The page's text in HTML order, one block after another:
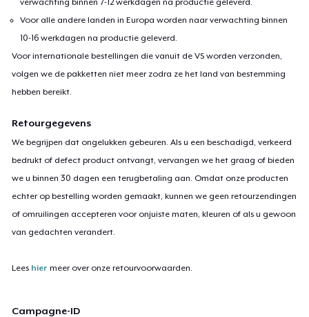
verwachting binnen 7-12 werkdagen na productie geleverd.
Voor alle andere landen in Europa worden naar verwachting binnen
10-16 werkdagen na productie geleverd.
Voor internationale bestellingen die vanuit de VS worden verzonden,
volgen we de pakketten niet meer zodra ze het land van bestemming
hebben bereikt.
Retourgegevens
We begrijpen dat ongelukken gebeuren. Als u een beschadigd, verkeerd
bedrukt of defect product ontvangt, vervangen we het graag of bieden
we u binnen 30 dagen een terugbetaling aan. Omdat onze producten
echter op bestelling worden gemaakt, kunnen we geen retourzendingen
of omruilingen accepteren voor onjuiste maten, kleuren of als u gewoon
van gedachten verandert.
Lees hier meer over onze retourvoorwaarden.
Campagne-ID